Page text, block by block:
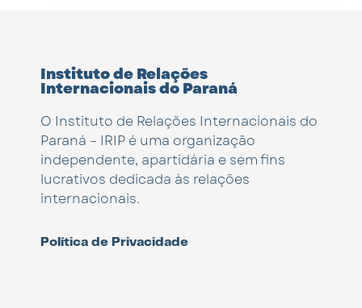
Instituto de Relações
Internacionais do Paraná
O Instituto de Relações Internacionais do
Paraná – IRIP é uma organização
independente, apartidária e sem fins
lucrativos dedicada às relações
internacionais.
Política de Privacidade